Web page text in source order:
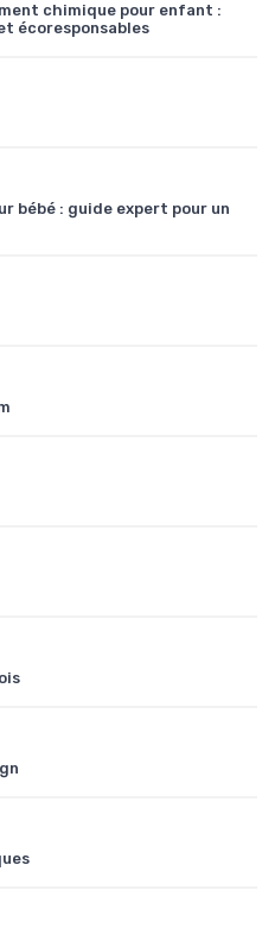
chimique pour enfant :
écoresponsables
bébé : guide expert pour un